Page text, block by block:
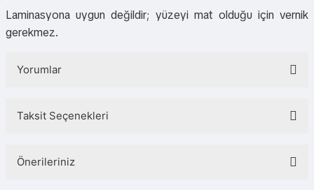
Laminasyona uygun değildir; yüzeyi mat olduğu için vernik
gerekmez.
Yorumlar
Taksit Seçenekleri
Önerileriniz